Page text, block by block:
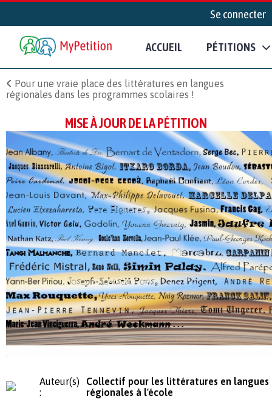
Se connecter
ACCUEIL PÉTITIONS
Pour une vraie place des littératures en langues
régionales dans les programmes scolaires !
MISE À JOUR DE LA PÉTITION
Auteur(s)
:
Collectif pour les littératures en langues
régionales à l'école